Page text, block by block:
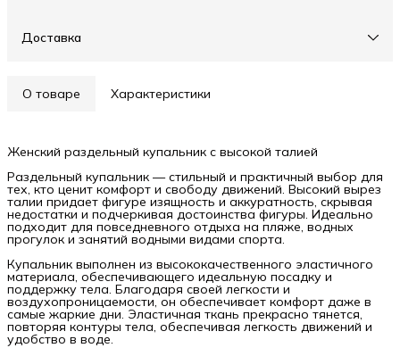
Доставка
О товаре Характеристики
Женский раздельный купальник с высокой талией
Раздельный купальник — стильный и практичный выбор для
тех, кто ценит комфорт и свободу движений. Высокий вырез
талии придает фигуре изящность и аккуратность, скрывая
недостатки и подчеркивая достоинства фигуры. Идеально
подходит для повседневного отдыха на пляже, водных
прогулок и занятий водными видами спорта.
Купальник выполнен из высококачественного эластичного
материала, обеспечивающего идеальную посадку и
поддержку тела. Благодаря своей легкости и
воздухопроницаемости, он обеспечивает комфорт даже в
самые жаркие дни. Эластичная ткань прекрасно тянется,
повторяя контуры тела, обеспечивая легкость движений и
удобство в воде.